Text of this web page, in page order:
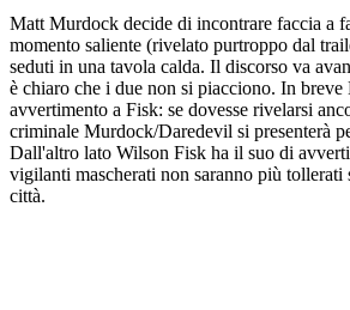
Matt Murdock decide di incontrare faccia a
momento saliente (rivelato purtroppo dal
seduti in una tavola calda. Il discorso va
è chiaro che i due non si piacciono. In
avvertimento a Fisk: se dovesse rivelarsi
criminale Murdock/Daredevil si presenterà
Dall'altro lato Wilson Fisk ha il suo di
vigilanti mascherati non saranno più tollerati
città.